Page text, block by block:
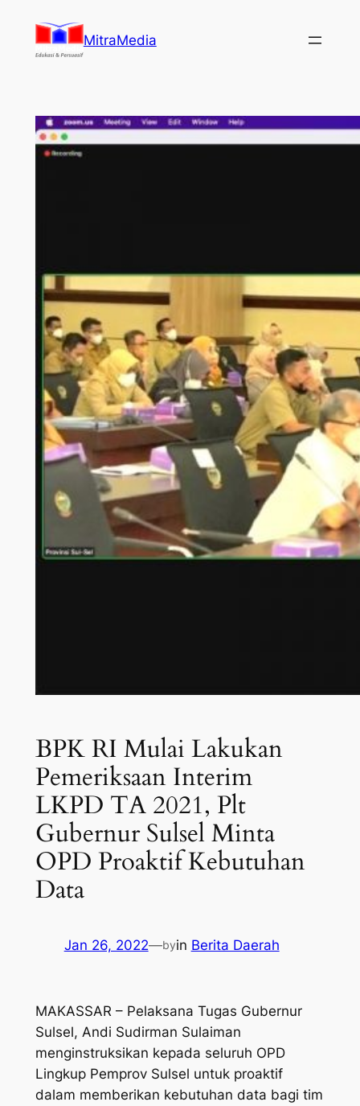
konten
MitraMedia
BPK RI Mulai Lakukan
Pemeriksaan Interim
LKPD TA 2021, Plt
Gubernur Sulsel Minta
OPD Proaktif Kebutuhan
Data
Jan 26, 2022—byin Berita Daerah
MAKASSAR – Pelaksana Tugas Gubernur
Sulsel, Andi Sudirman Sulaiman
menginstruksikan kepada seluruh OPD
Lingkup Pemprov Sulsel untuk proaktif
dalam memberikan kebutuhan data bagi tim